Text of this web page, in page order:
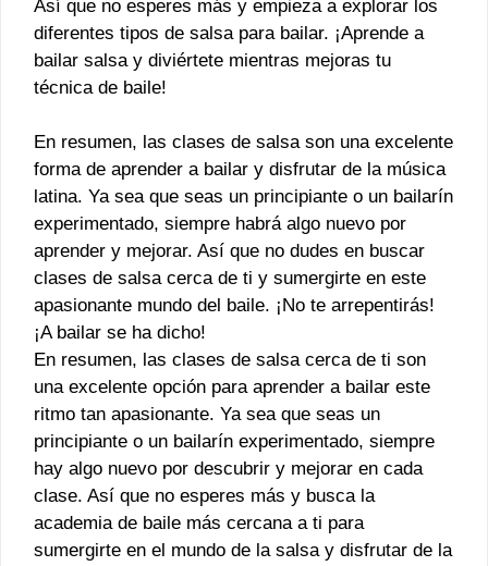
Así que no esperes más y empieza a explorar los
diferentes tipos de salsa para bailar. ¡Aprende a
bailar salsa y diviértete mientras mejoras tu
técnica de baile!
En resumen, las clases de salsa son una excelente
forma de aprender a bailar y disfrutar de la música
latina. Ya sea que seas un principiante o un bailarín
experimentado, siempre habrá algo nuevo por
aprender y mejorar. Así que no dudes en buscar
clases de salsa cerca de ti y sumergirte en este
apasionante mundo del baile. ¡No te arrepentirás!
¡A bailar se ha dicho!
En resumen, las clases de salsa cerca de ti son
una excelente opción para aprender a bailar este
ritmo tan apasionante. Ya sea que seas un
principiante o un bailarín experimentado, siempre
hay algo nuevo por descubrir y mejorar en cada
clase. Así que no esperes más y busca la
academia de baile más cercana a ti para
sumergirte en el mundo de la salsa y disfrutar de la